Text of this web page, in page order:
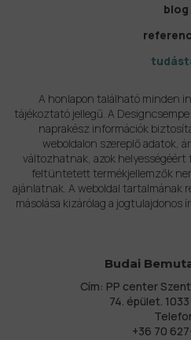
blog
A honlapon található minden
tájékoztató jellegű. A
naprakész információk
weboldalon szereplő adatok,
változhatnak, azok helyességéért
feltüntetett termékjellemzők
ajánlatnak. A weboldal tartalmának
másolása kizárólag a jogtulajdonos
Budai
Cím: PP center
74. épület.
+36 70